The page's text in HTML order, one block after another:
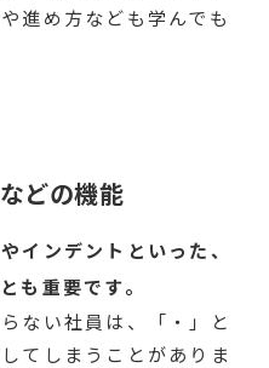
進め方なども学んでも
どの機能
インデントといった、
も重要です。
ない社員は、「・」と
てしまうことがありま